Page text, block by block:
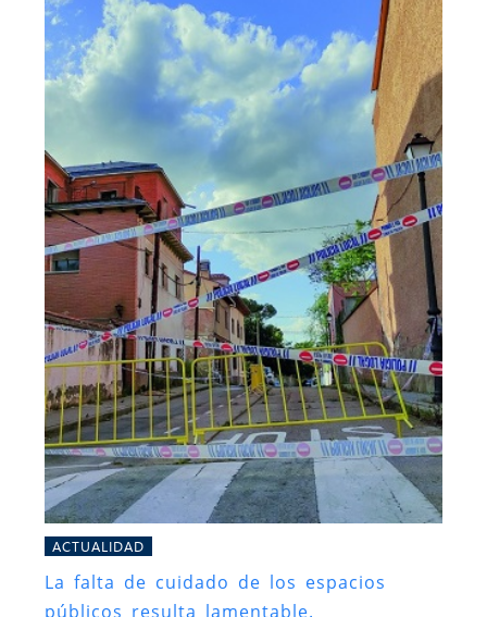
ACTUALIDAD
La falta de cuidado de los espacios
públicos resulta lamentable.